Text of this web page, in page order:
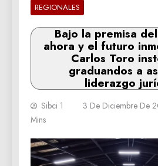
REGIONALES
Bajo la premisa
ahora y el futuro
Carlos Toro
graduandos a
liderazgo
Sibci 1 3 De Diciembre De
Mins